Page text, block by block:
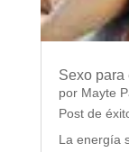
Sexo para
por Mayte
Post de
La energía